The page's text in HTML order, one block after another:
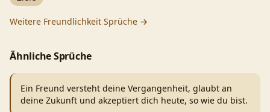
Weitere Freundlichkeit Sprüche →
Ähnliche Sprüche
Ein Freund versteht deine Vergangenheit, glaubt an
deine Zukunft und akzeptiert dich heute, so wie du bist.